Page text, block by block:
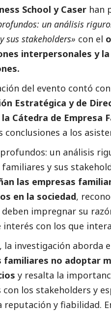
School y Caser han
un análisis
sus stakeholders» con el
interpersonales y
del evento contó
Estratégica y de
Cátedra de Empresa
conclusiones a los
un análisis
y sus
las empresas
en la sociedad,
deben impregnar su
interés con los que
la investigación aborda
familiares no adoptar
y resalta la
con los stakeholders y
reputación y fiabilidad.